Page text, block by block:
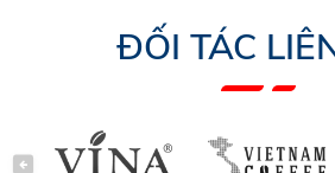
ĐỐI TÁC
PREVIOUS